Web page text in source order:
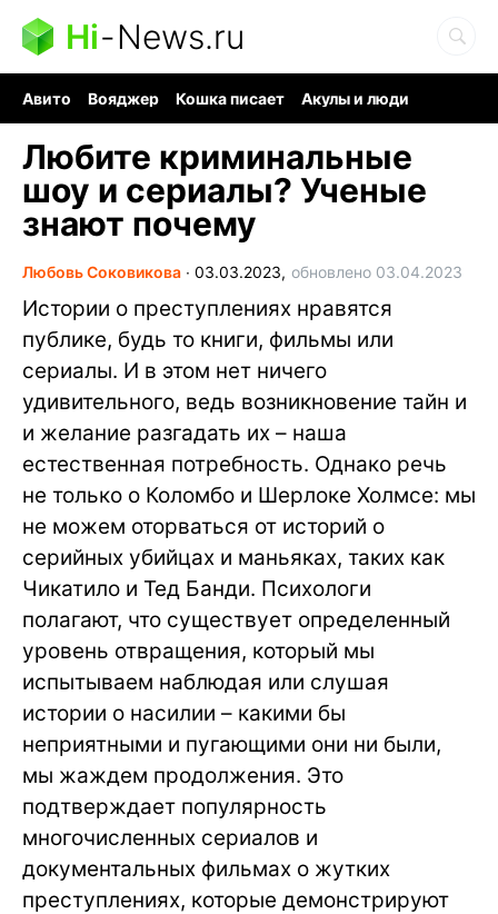
Hi-News.ru
Авито Вояджер Кошка писает
Акулы и люди
Любите криминальные
шоу и сериалы? Ученые
знают почему
Любовь Соковикова ∙ 03.03.2023, обновлено 03.04.2023
Истории о преступлениях нравятся
публике, будь то книги, фильмы или
сериалы. И в этом нет ничего
удивительного, ведь возникновение тайн и
и желание разгадать их – наша
естественная потребность. Однако речь
не только о Коломбо и Шерлоке Холмсе: мы
не можем оторваться от историй о
серийных убийцах и маньяках, таких как
Чикатило и Тед Банди. Психологи
полагают, что существует определенный
уровень отвращения, который мы
испытываем наблюдая или слушая
истории о насилии – какими бы
неприятными и пугающими они ни были,
мы жаждем продолжения. Это
подтверждает популярность
многочисленных сериалов и
документальных фильмах о жутких
преступлениях, которые демонстрируют